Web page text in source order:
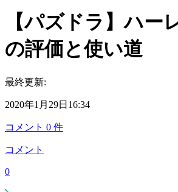
【パズドラ】ハー
の評価と使い道
最終更新:
2020年1月29日16:34
コメント 0 件
コメント
0